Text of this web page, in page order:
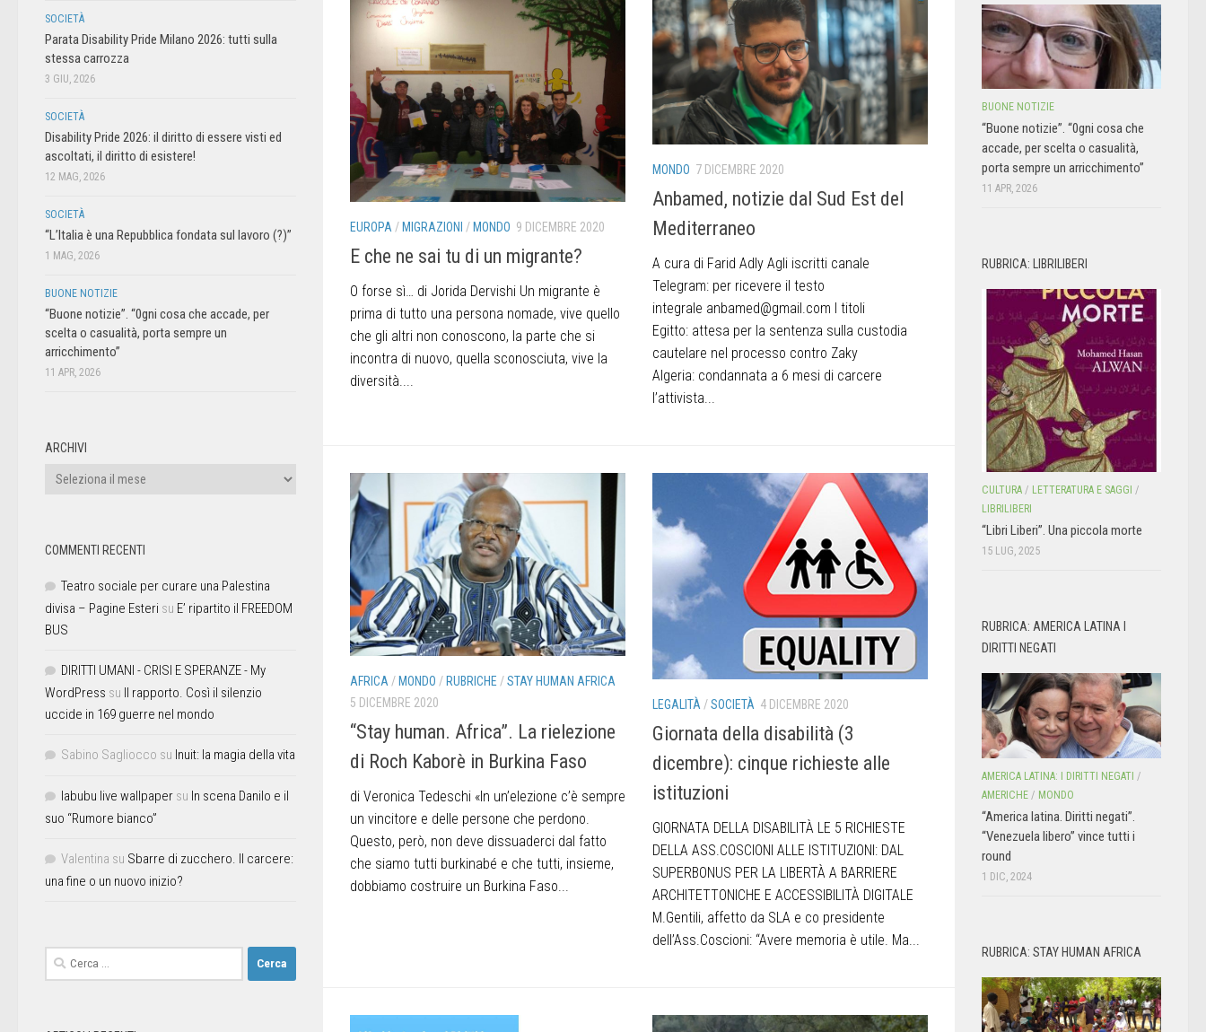
EUROPA / MIGRAZIONI / MONDO 9 DICEMBRE 2020
E che ne sai tu di un migrante?
O forse sì… di Jorida Dervishi Un migrante è
prima di tutto una persona nomade, vive quello
che gli altri non conoscono, la parte che si
incontra di nuovo, quella sconosciuta, vive la
diversità....
MONDO 7 DICEMBRE 2020
Anbamed, notizie dal Sud Est del
Mediterraneo
A cura di Farid Adly Agli iscritti canale
Telegram: per ricevere il testo
integrale anbamed@gmail.com I titoli
Egitto: attesa per la sentenza sulla custodia
cautelare nel processo contro Zaky
Algeria: condannata a 6 mesi di carcere
l’attivista...
AFRICA / MONDO / RUBRICHE /STAY HUMAN AFRICA
5 DICEMBRE 2020
“Stay human. Africa”. La rielezione
di Roch Kaborè in Burkina Faso
di Veronica Tedeschi «In un’elezione c’è sempre
un vincitore e delle persone che perdono.
Questo, però, non deve dissuaderci dal fatto
che siamo tutti burkinabé e che tutti, insieme,
dobbiamo costruire un Burkina Faso...
LEGALITÀ /SOCIETÀ 4 DICEMBRE 2020
Giornata della disabilità (3
dicembre): cinque richieste alle
istituzioni
GIORNATA DELLA DISABILITÀ LE 5 RICHIESTE
DELLA ASS.COSCIONI ALLE ISTITUZIONI: DAL
SUPERBONUS PER LA LIBERTÀ A BARRIERE
ARCHITETTONICHE E ACCESSIBILITÀ DIGITALE
M.Gentili, affetto da SLA e co presidente
dell’Ass.Coscioni: “Avere memoria è utile. Ma...
SOCIETÀ
Parata Disability Pride Milano 2026: tutti sulla
stessa carrozza
3 GIU, 2026
SOCIETÀ
Disability Pride 2026: il diritto di essere visti ed
ascoltati, il diritto di esistere!
12 MAG, 2026
SOCIETÀ
“L’Italia è una Repubblica fondata sul lavoro (?)”
1 MAG, 2026
BUONE NOTIZIE
“Buone notizie”. “0gni cosa che accade, per
scelta o casualità, porta sempre un
arricchimento”
11 APR, 2026
ARCHIVI
COMMENTI RECENTI
Teatro sociale per curare una Palestina
divisa – Pagine Esteri su E’ ripartito il FREEDOM
BUS
DIRITTI UMANI - CRISI E SPERANZE - My
WordPress su Il rapporto. Così il silenzio
uccide in 169 guerre nel mondo
Sabino Sagliocco su Inuit: la magia della vita
labubu live wallpaper su In scena Danilo e il
suo “Rumore bianco”
Valentina su Sbarre di zucchero. Il carcere:
una fine o un nuovo inizio?
BUONE NOTIZIE
“Buone notizie”. “0gni cosa che
accade, per scelta o casualità,
porta sempre un arricchimento”
11 APR, 2026
RUBRICA: LIBRILIBERI
CULTURA / LETTERATURA E SAGGI /
LIBRILIBERI
“Libri Liberi”. Una piccola morte
15 LUG, 2025
RUBRICA: AMERICA LATINA I
DIRITTI NEGATI
AMERICA LATINA: I DIRITTI NEGATI /
AMERICHE / MONDO
“America latina. Diritti negati”.
“Venezuela libero” vince tutti i
round
1 DIC, 2024
RUBRICA: STAY HUMAN AFRICA